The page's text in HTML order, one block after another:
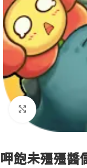
點擊放大
呷飽未殭殭醬